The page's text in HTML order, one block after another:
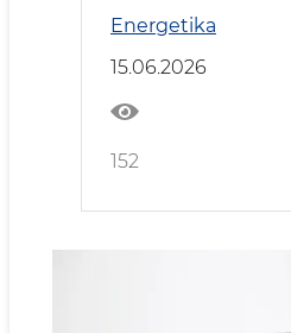
Energetika
15.06.2026
152